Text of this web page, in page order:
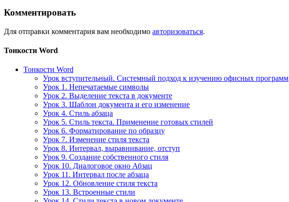
Комментировать
Для отправки комментария вам необходимо авторизоваться.
Тонкости Word
Тонкости Word
Урок вступительный. Системный подход к изучению офисных программ
Урок 1. Непечатаемые символы
Урок 2. Выделение текста в документе
Урок 3. Шаблон документа и его изменение
Урок 4. Стиль абзаца
Урок 5. Стиль текста. Применение готовых стилей
Урок 6. Форматирование по образцу
Урок 7. Изменение стиля текста
Урок 8. Интервал, выравнивание, отступ
Урок 9. Создание собственного стиля
Урок 10. Диалоговое окно Абзац
Урок 11. Интервал после абзаца
Урок 12. Обновление стиля текста
Урок 13. Встроенные стили